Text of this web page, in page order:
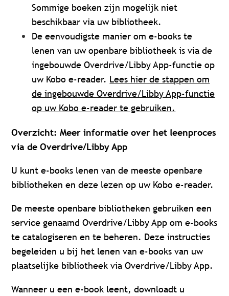
Sommige boeken zijn mogelijk niet
beschikbaar via uw bibliotheek.
De eenvoudigste manier om e-books te
lenen van uw openbare bibliotheek is via de
ingebouwde Overdrive/Libby App-functie op
uw Kobo e-reader. Lees hier de stappen om
de ingebouwde Overdrive/Libby App-functie
op uw Kobo e-reader te gebruiken.
Overzicht: Meer informatie over het leenproces
via de Overdrive/Libby App
U kunt e-books lenen van de meeste openbare
bibliotheken en deze lezen op uw Kobo e-reader.
De meeste openbare bibliotheken gebruiken een
service genaamd Overdrive/Libby App om e-books
te catalogiseren en te beheren. Deze instructies
begeleiden u bij het lenen van e-books van uw
plaatselijke bibliotheek via Overdrive/Libby App.
Wanneer u een e-book leent, downloadt u